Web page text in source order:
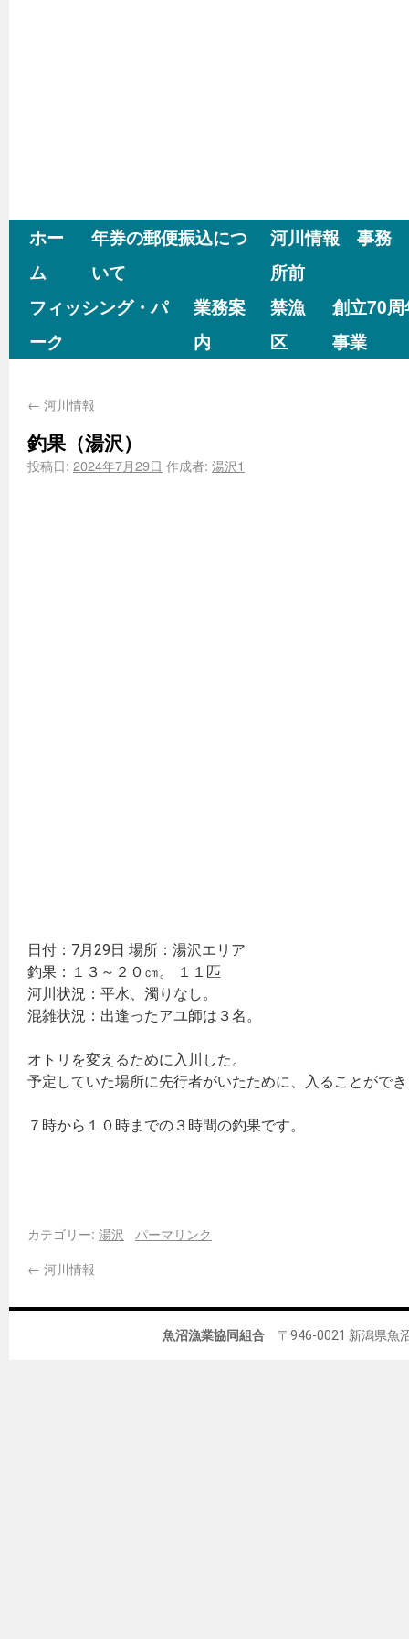
ホー
ム
年券の郵便振込につ
いて
河川情報 事務
所前
フィッシング・パ
ーク
業務案
内
禁漁
区
創立70
事業
← 河川情報
釣果（湯沢）
投稿日: 2024年7月29日 作成者: 湯沢1
日付：7月29日 場所：湯沢エリア
釣果：１３～２０㎝。 １１匹
河川状況：平水、濁りなし。
混雑状況：出逢ったアユ師は３名。
オトリを変えるために入川した。
予定していた場所に先行者がいたために、入ることがで
７時から１０時までの３時間の釣果です。
カテゴリー: 湯沢
パーマリンク
← 河川情報
魚沼漁業協同組合 〒946-0021 新潟県魚